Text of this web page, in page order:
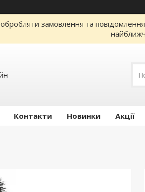
замовлення та
Контакти Новинки Акції